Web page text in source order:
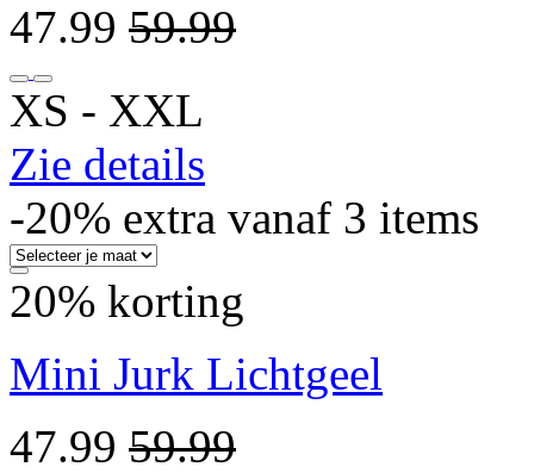
47.99 59.99
XS ‐ XXL
Zie details
-20% extra vanaf 3 items
20% korting
Mini Jurk Lichtgeel
47.99 59.99